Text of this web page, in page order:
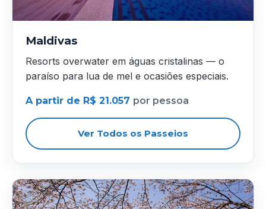
Maldivas
Resorts overwater em águas cristalinas — o
paraíso para lua de mel e ocasiões especiais.
A partir de R$ 21.057 por pessoa
Ver Todos os Passeios